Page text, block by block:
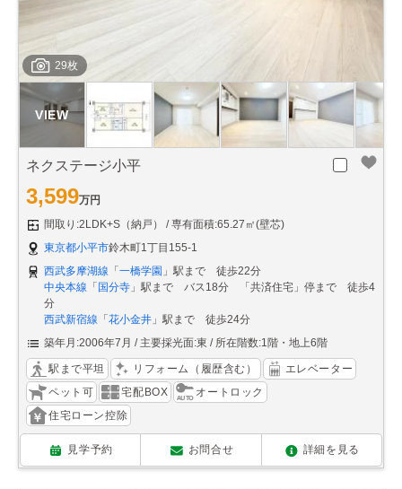
29枚
ネクステージ小平
3,599万円
間取り:2LDK+S（納戸）
専有面積:65.27㎡(壁芯)
東京都小平市鈴木町1丁目155-1
西武多摩湖線 「 一橋学園 」駅まで 徒歩22分
中央本線 「 国分寺 」駅まで バス18分 「共済住宅」停まで 徒歩4
分
西武新宿線 「 花小金井 」駅まで 徒歩24分
築年月:2006年7月
主要採光面:東 所在階数:1階・地上6階
駅まで平坦 リフォーム（履歴含む）
エレベーター
ペット可
宅配BOX
オートロック
住宅ローン控除
見学予約 お問合せ 詳細を見る